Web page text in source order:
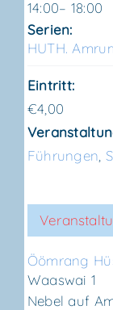
14:00– 18:00
Serien:
HUTH.
Eintritt:
€4,00
Führungen
Ööm­rang
Waaswai 1
Nebel auf